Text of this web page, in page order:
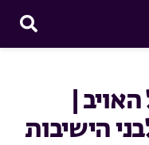
|
הישיבות